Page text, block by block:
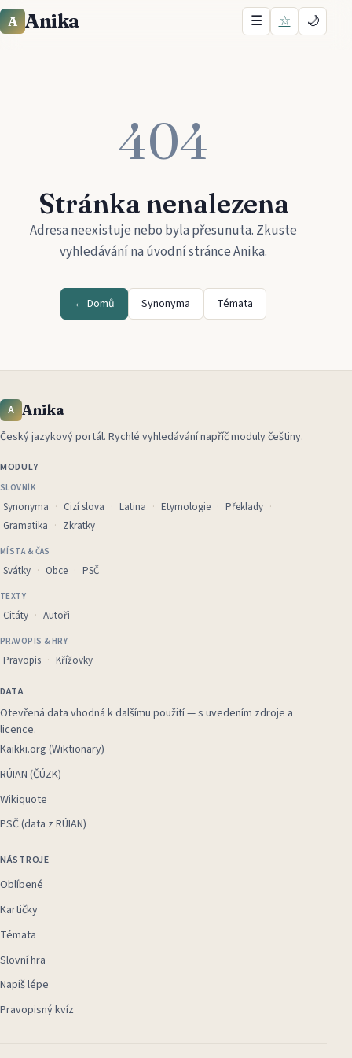
A Anika ☰ ☆ 🌙
404
Stránka nenalezena
Adresa neexistuje nebo byla přesunuta. Zkuste
vyhledávání na úvodní stránceAnika.
← Domů Synonyma Témata
A Anika
Český jazykový portál. Rychlé vyhledávání napříč moduly češtiny.
MODULY
SLOVNÍK
Synonyma Cizí slova Latina Etymologie
Překlady
Gramatika
Zkratky
MÍSTA & ČAS
Svátky Obce PSČ
TEXTY
Citáty Autoři
PRAVOPIS & HRY
Pravopis Křížovky
DATA
Otevřená data vhodná k dalšímu použití — s uvedením zdroje a
licence.
Kaikki.org (Wiktionary)
RÚIAN (ČÚZK)
Wikiquote
PSČ (data z RÚIAN)
NÁSTROJE
Oblíbené
Kartičky
Témata
Slovní hra
Napiš lépe
Pravopisný kvíz